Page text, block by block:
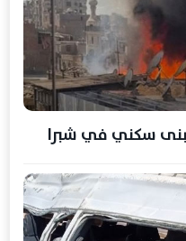
سكني في شبرا